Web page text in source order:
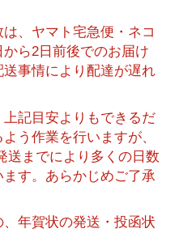
、ヤマト宅急便・ネコ
ら2日前後でのお届け
事情により配達が遅れ
記目安よりもできるだ
う作業を行いますが、
送までにより多くの日数
す。あらかじめご了承
年賀状の発送・投函状